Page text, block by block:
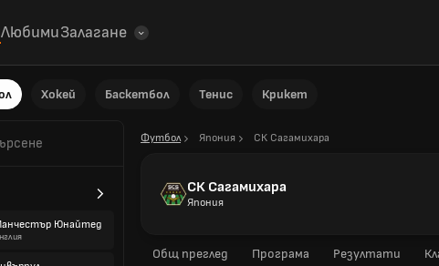
ЛюбимиЗалагане
Хокей Баскетбол Тенис Крикет
Юнайтед
Футбол Япония СК Сагамихара
СК Сагамихара
Япония
Общ преглед Програма Резултати